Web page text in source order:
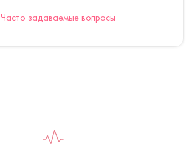
Часто задаваемые вопросы